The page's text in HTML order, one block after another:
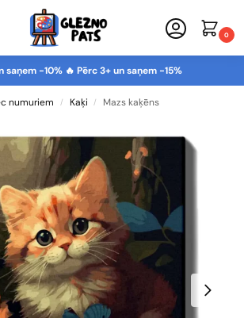
0
saņem -10% 🔥 Pērc 3+ un saņem -15%
numuriem / Kaķi / Mazs kaķēns